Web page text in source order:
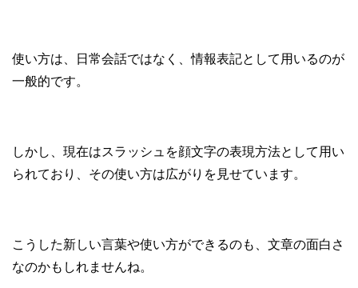
使い方は、日常会話ではなく、情報表記として用いるのが
一般的です。
しかし、現在はスラッシュを顔文字の表現方法として用い
られており、その使い方は広がりを見せています。
こうした新しい言葉や使い方ができるのも、文章の面白さ
なのかもしれませんね。